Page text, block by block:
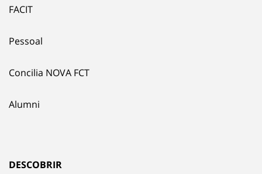
FACIT
Pessoal
Concilia NOVA FCT
Alumni
DESCOBRIR